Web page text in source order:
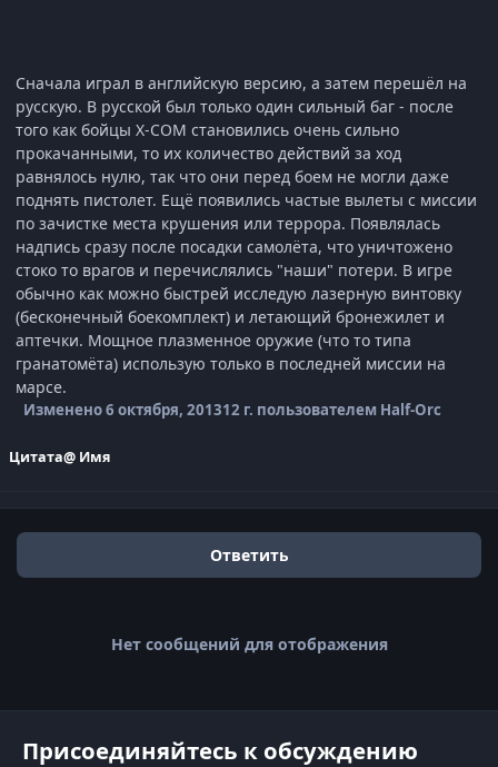
Сначала играл в английскую версию, а затем перешёл на
русскую. В русской был только один сильный баг - после
того как бойцы X-COM становились очень сильно
прокачанными, то их количество действий за ход
равнялось нулю, так что они перед боем не могли даже
поднять пистолет. Ещё появились частые вылеты с миссии
по зачистке места крушения или террора. Появлялась
надпись сразу после посадки самолёта, что уничтожено
стоко то врагов и перечислялись "наши" потери. В игре
обычно как можно быстрей исследую лазерную винтовку
(бесконечный боекомплект) и летающий бронежилет и
аптечки. Мощное плазменное оружие (что то типа
гранатомёта) использую только в последней миссии на
марсе.
Изменено6 октября, 201312 г. пользователем Half-Orc
Цитата@ Имя
Ответить
Нет сообщений для отображения
Присоединяйтесь к обсуждению